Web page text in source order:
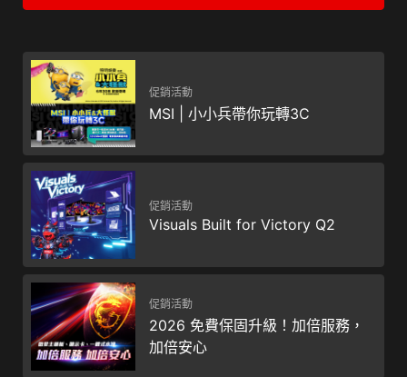
促銷活動
MSI | 小小兵帶你玩轉3C
促銷活動
Visuals Built for Victory Q2
促銷活動
2026 免費保固升級！加倍服務，
加倍安心